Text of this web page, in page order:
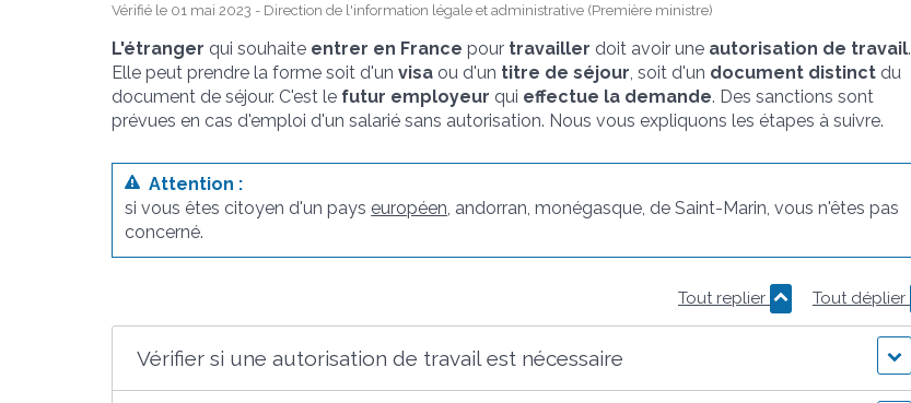
Vérifié le 01 mai 2023 - Direction de l'information légale et administrative (Première ministre)
L'étranger qui souhaite entrer en France pour travailler doit avoir une autorisation de travail.
Elle peut prendre la forme soit d'un visa ou d'un titre de séjour, soit d'un document distinct du
document de séjour. C'est le futur employeur qui effectue la demande. Des sanctions sont
prévues en cas d'emploi d'un salarié sans autorisation. Nous vous expliquons les étapes à suivre.
Attention :
si vous êtes citoyen d'un pays européen, andorran, monégasque, de Saint-Marin, vous n'êtes pas
concerné.
Tout replier Tout déplier
Vérifier si une autorisation de travail est nécessaire